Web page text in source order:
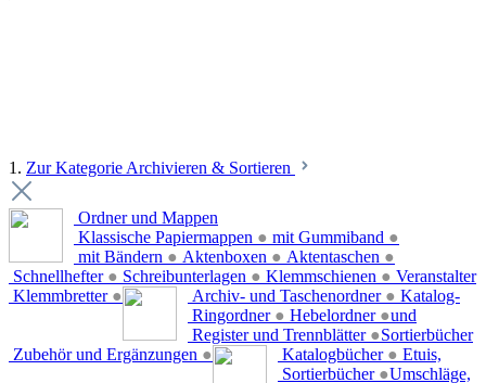
1. Zur Kategorie Archivieren & Sortieren
Ordner und Mappen
Klassische Papiermappen ● mit Gummiband ●
mit Bändern ● Aktenboxen ● Aktentaschen ●
Schnellhefter ● Schreibunterlagen ● Klemmschienen ●
Klemmbretter ●
Veranstalter
Archiv- und Taschenordner ●
Ringordner ● Hebelordner ●
Register und Trennblätter ●
Zubehör und Ergänzungen ●
Katalog-
und
Sortierbücher
Katalogbücher ●
Sortierbücher ●
Etuis,
Umschläge,